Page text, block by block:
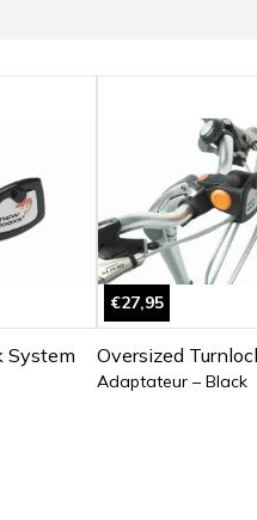
System
€27,95
Oversized
Adaptateur – Black